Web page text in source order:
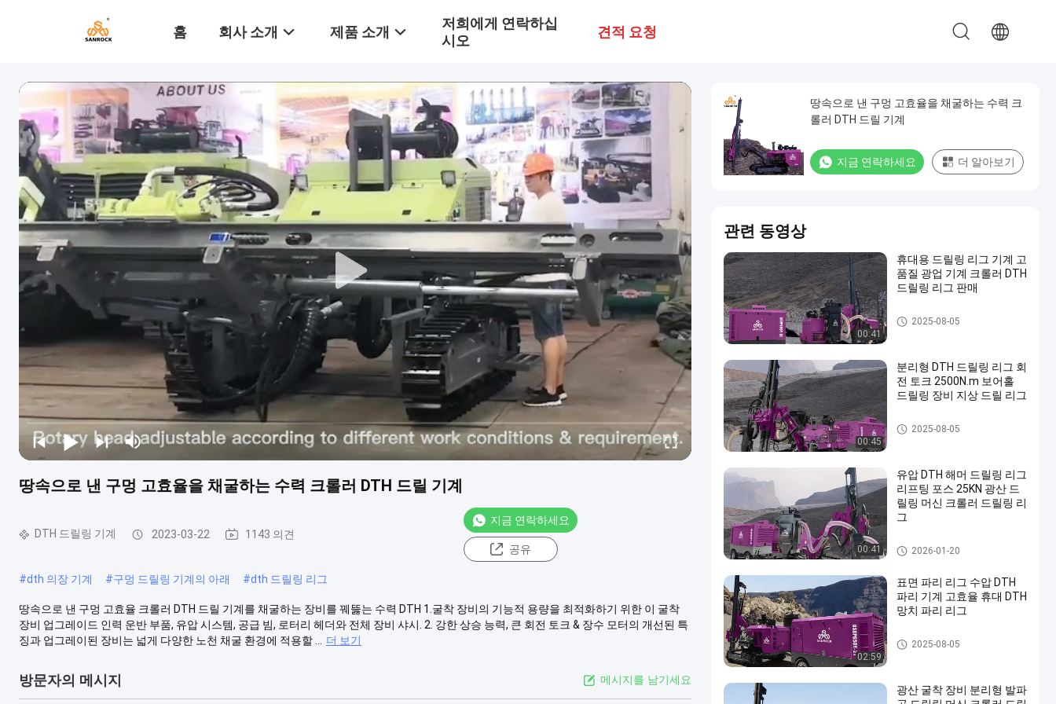
홈 회사 소개 제품 소개
저희에게 연락하십
시오
견적 요청
땅속으로 낸 구멍 고효율을 채굴하는 수력 크롤러 DTH 드릴 기계
DTH 드릴링 기계 2023-03-22 1143 의견
지금 연락하세요
공유
#dth 의장 기계 #구멍 드릴링 기계의 아래 #dth 드릴링 리그
땅속으로 낸 구멍 고효율 크롤러 DTH 드릴 기계를 채굴하는 장비를 꿰뚫는 수력 DTH 1.굴착 장비의 기능적 용량을 최적화하기 위한 이 굴착
장비 업그레이드 인력 운반 부품, 유압 시스템, 공급 빔, 로터리 헤더와 전체 장비 샤시. 2. 강한 상승 능력, 큰 회전 토크 & 장수 모터의 개선된 특
징과 업그레이된 장비는 넓게 다양한 노천 채굴 환경에 적용할 ...
더 보기
방문자의 메시지 메시지를 남기세요
땅속으로 낸 구멍 고효율을 채굴하는 수력 크
롤러 DTH 드릴 기계
지금 연락하세요 더 알아보기
관련 동영상
00:41
휴대용 드릴링 리그 기계 고
품질 광업 기계 크롤러 DTH
드릴링 리그 판매
DTH 드릴링 기계
2025-08-05
00:45
분리형 DTH 드릴링 리그 회
전 토크 2500N.m 보어홀
드릴링 장비 지상 드릴 리그
DTH 드릴링 기계
2025-08-05
00:41
유압 DTH 해머 드릴링 리그
리프팅 포스 25KN 광산 드
릴링 머신 크롤러 드릴링 리
그
DTH 드릴링 기계
2026-01-20
02:59
표면 파리 리그 수압 DTH
파리 기계 고효율 휴대 DTH
망치 파리 리그
DTH 드릴링 기계
2025-08-05
광산 굴착 장비 분리형 발파